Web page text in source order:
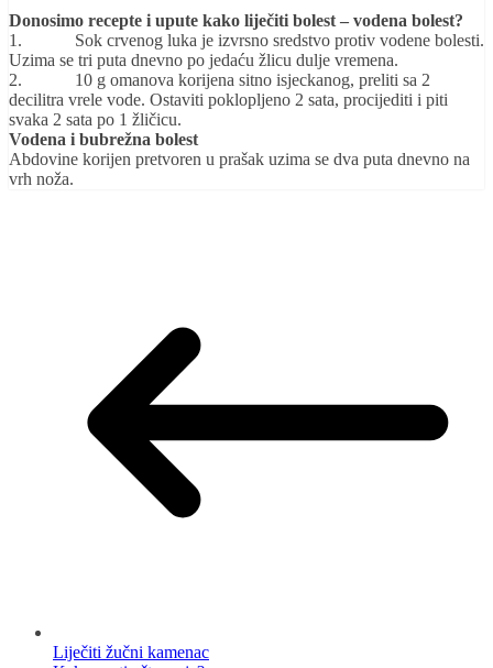
Viber
Donosimo recepte i upute kako liječiti bolest – vodena bolest?
1. Sok crvenog luka je izvrsno sredstvo protiv vodene bolesti.
Uzima se tri puta dnevno po jedaću žlicu dulje vremena.
2. 10 g omanova korijena sitno isjeckanog, preliti sa 2
decilitra vrele vode. Ostaviti poklopljeno 2 sata, procijediti i piti
svaka 2 sata po 1 žličicu.
Vodena i bubrežna bolest
Abdovine korijen pretvoren u prašak uzima se dva puta dnevno na
vrh noža.
Liječiti žučni kamenac